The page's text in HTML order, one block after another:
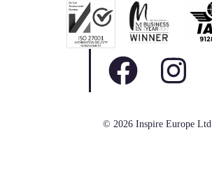
© 2026 Inspire Europe Ltd